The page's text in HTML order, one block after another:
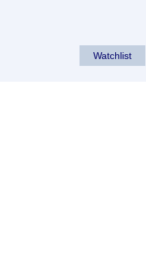
Watchlist